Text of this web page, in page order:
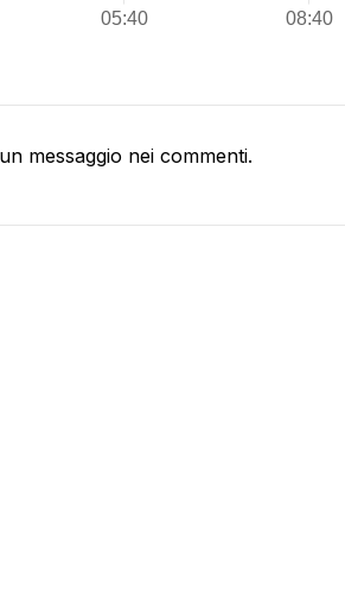
messaggio nei commenti.